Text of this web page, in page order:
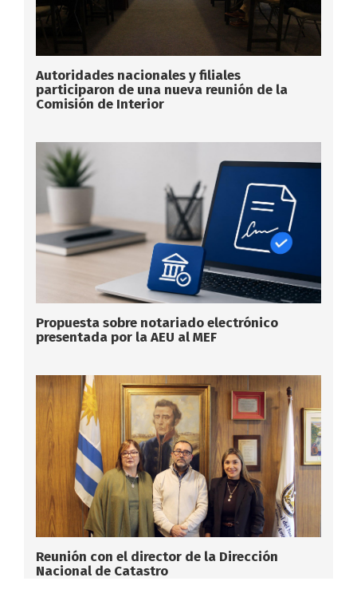
Autoridades nacionales y filiales
participaron de una nueva reunión de la
Comisión de Interior
Propuesta sobre notariado electrónico
presentada por la AEU al MEF
Reunión con el director de la Dirección
Nacional de Catastro